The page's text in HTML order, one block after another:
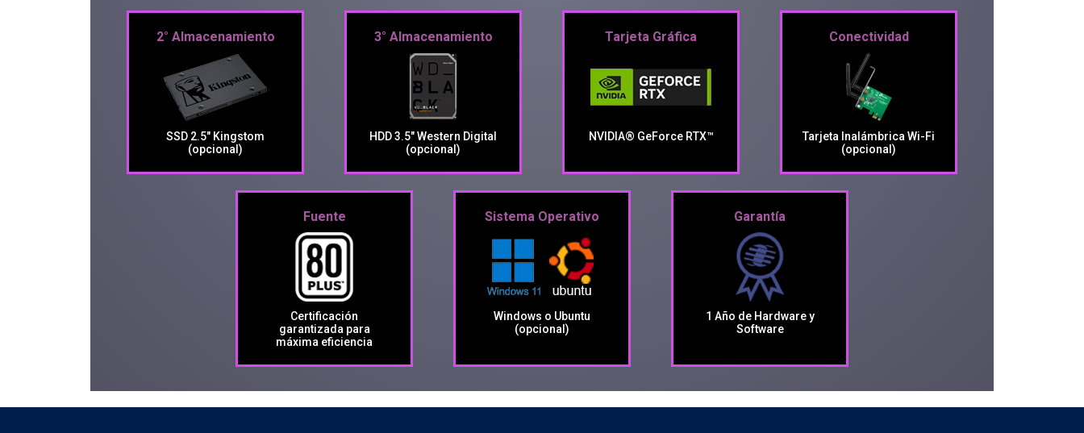
2° Almacenamiento
SSD 2.5" Kingstom
(opcional)
3° Almacenamiento
HDD 3.5" Western Digital
(opcional)
Tarjeta Gráfica
NVIDIA® GeForce RTX™
Conectividad
Tarjeta Inalámbrica Wi-Fi
(opcional)
Fuente
Certificación
garantizada para
máxima eficiencia
Sistema Operativo
Windows o Ubuntu
(opcional)
Garantía
1 Año de Hardware y
Software